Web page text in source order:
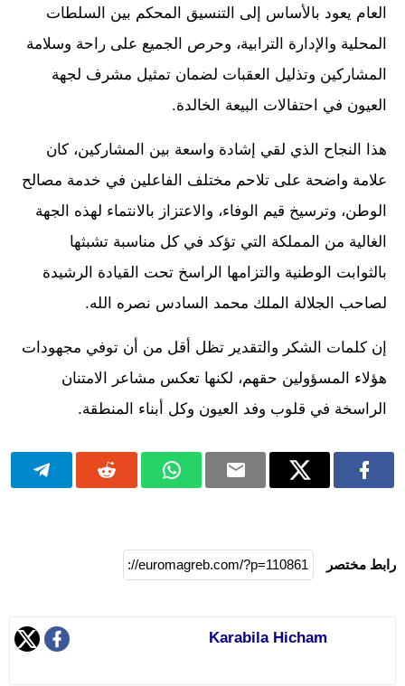
العام يعود بالأساس إلى التنسيق المحكم بين السلطات
المحلية والإدارة الترابية، وحرص الجميع على راحة وسلامة
المشاركين وتذليل العقبات لضمان تمثيل مشرف لجهة
العيون في احتفالات البيعة الخالدة.
هذا النجاح الذي لقي إشادة واسعة بين المشاركين، كان
علامة واضحة على تلاحم مختلف الفاعلين في خدمة مصالح
الوطن، وترسيخ قيم الوفاء، والاعتزاز بالانتماء لهذه الجهة
الغالية من المملكة التي تؤكد في كل مناسبة تشبثها
بالثوابت الوطنية والتزامها الراسخ تحت القيادة الرشيدة
لصاحب الجلالة الملك محمد السادس نصره الله.
إن كلمات الشكر والتقدير تظل أقل من أن توفي مجهودات
هؤلاء المسؤولين حقهم، لكنها تعكس مشاعر الامتنان
الراسخة في قلوب وفد العيون وكل أبناء المنطقة.
رابط مختصر
Karabila Hicham